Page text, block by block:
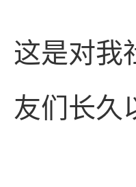
这是对我
友们长久